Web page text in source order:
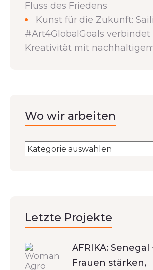
Fluss des Friedens
Kunst für die Zukunft:
#Art4GlobalGoals verbindet
Kreativität mit
Wo wir arbeiten
Letzte Projekte
AFRIKA: Senegal
Frauen stärken,